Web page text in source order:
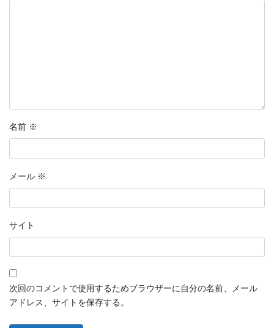
名前 ※
メール ※
サイト
次回のコメントで使用するためブラウザーに自分の名前、メール
アドレス、サイトを保存する。